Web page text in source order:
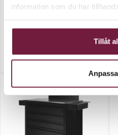
information som du har
Tillåt
Anpassa
Assistansbord PRO INK 1015
2 360,00 kr